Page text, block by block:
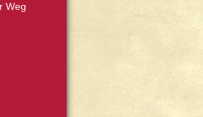
Weg